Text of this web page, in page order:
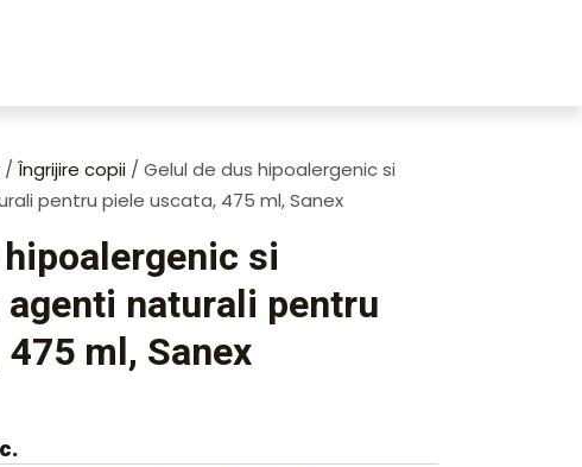
/ Îngrijire copii / Gelul de dus hipoalergenic si
pentru piele uscata, 475 ml, Sanex
si
naturali pentru
ml, Sanex